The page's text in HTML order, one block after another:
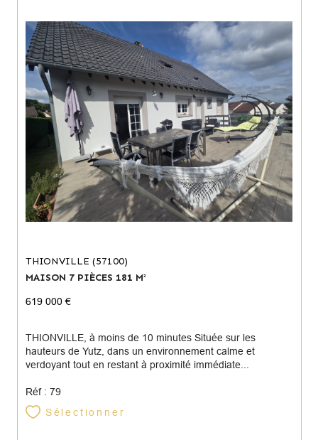
THIONVILLE (57100)
MAISON 7 PIÈCES 181 M²
619 000 €
THIONVILLE, à moins de 10 minutes Située sur les
hauteurs de Yutz, dans un environnement calme et
verdoyant tout en restant à proximité immédiate...
Réf : 79
Sélectionner